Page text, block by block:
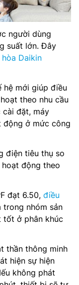
người dùng
suất lớn. Đây
Daikin
hệ mới giúp điều
theo nhu cầu
đặt, máy
động ở mức công
điện tiêu thụ so
động theo
đạt 6.50, điều
trong nhóm sản
tốt ở phân khúc
thần thông minh
hiện sự hiện
không phát